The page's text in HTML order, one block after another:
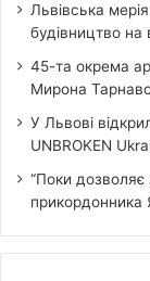
Львівська
будівництво
45-та окрема
Мирона
У Львові
UNBROKEN
“Поки дозволяє
прикордонника